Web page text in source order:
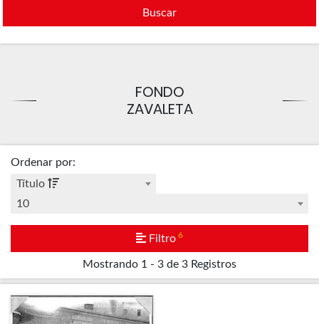
Buscar
FONDO
ZAVALETA
Mostrando 1 - 3 de 3 Registros
Ordenar por:
Título
10
Filtro 6